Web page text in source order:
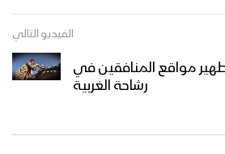
الفيديو التالي
مواقع المنافقين في
رشاحة الغربية